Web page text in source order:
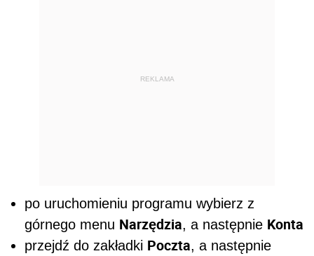
REKLAMA
po uruchomieniu programu wybierz z
górnego menu Narzędzia, a następnie Konta
przejdź do zakładki Poczta, a następnie